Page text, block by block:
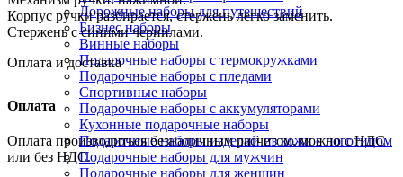
Дорожные наборы для путешествий
Бизнес наборы
Винные наборы
Подарочные наборы с термокружками
Подарочные наборы с пледами
Спортивные наборы
Подарочные наборы с аккумуляторами
Кухонные подарочные наборы
Подарочные наборы изделий из кожи с логотипом
Подарочные наборы для мужчин
Подарочные наборы для женщин
Корпус ручки разбирается, стержень легко заменить.
Стержень с синими чернилами.
Оплата и доставка
Оплата
Оплата производиться безналичным расчетом, можно с НДС
или без НДС.